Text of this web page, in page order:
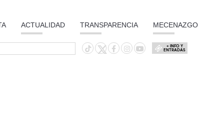
ACTUALIDAD TRANSPARENCIA MECENAZGO
+ INFO Y
ENTRADAS